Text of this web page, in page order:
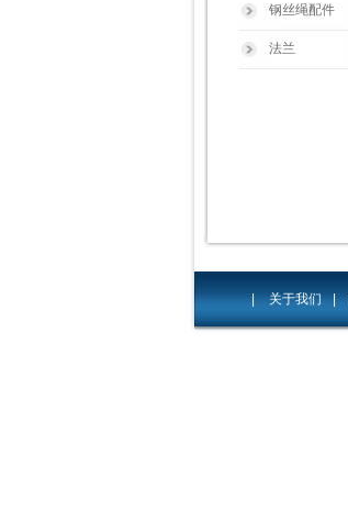
钢丝绳配件
法兰
| 关于我们 |